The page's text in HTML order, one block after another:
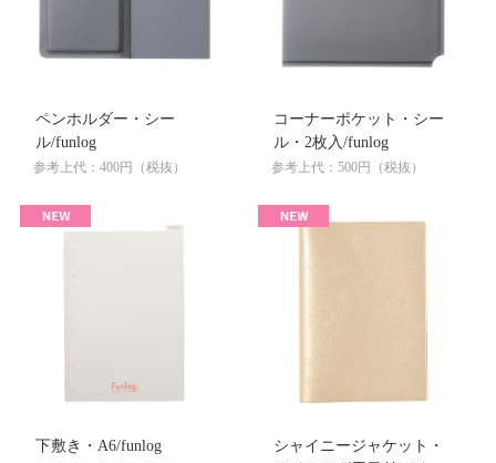
ペンホルダー・シー
ル/funlog
参考上代：400円（税抜）
コーナーポケット・シー
ル・2枚入/funlog
参考上代：500円（税抜）
下敷き・A6/funlog
シャイニージャケット・